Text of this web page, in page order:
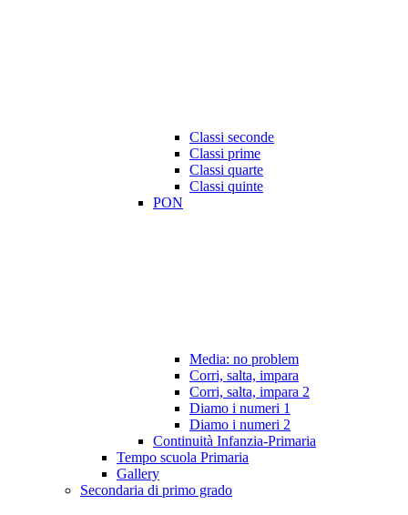
Classi seconde
Classi prime
Classi quarte
Classi quinte
PON
Media: no problem
Corri, salta, impara
Corri, salta, impara 2
Diamo i numeri 1
Diamo i numeri 2
Continuità Infanzia-Primaria
Tempo scuola Primaria
Gallery
Secondaria di primo grado